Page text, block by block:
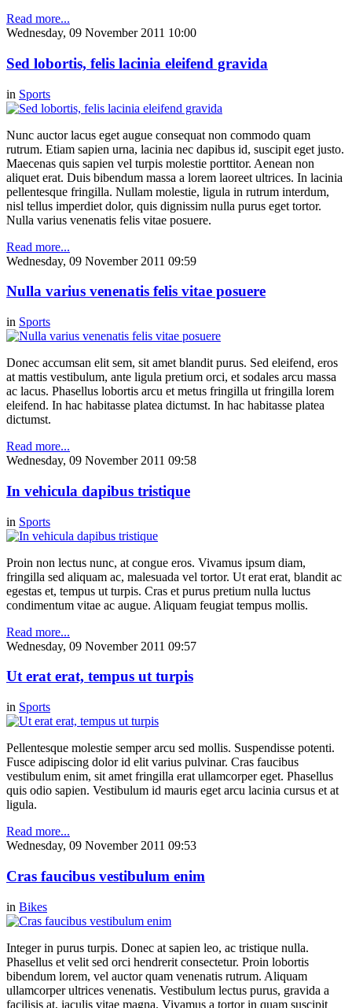
Read more...
Wednesday, 09 November 2011 10:00
Sed lobortis, felis lacinia eleifend gravida
in Sports
Nunc auctor lacus eget augue consequat non commodo quam
rutrum. Etiam sapien urna, lacinia nec dapibus id, suscipit eget justo.
Maecenas quis sapien vel turpis molestie porttitor. Aenean non
aliquet erat. Duis bibendum massa a lorem laoreet ultrices. In lacinia
pellentesque fringilla. Nullam molestie, ligula in rutrum interdum,
nisl tellus imperdiet dolor, quis dignissim nulla purus eget tortor.
Nulla varius venenatis felis vitae posuere.
Read more...
Wednesday, 09 November 2011 09:59
Nulla varius venenatis felis vitae posuere
in Sports
Donec accumsan elit sem, sit amet blandit purus. Sed eleifend, eros
at mattis vestibulum, ante ligula pretium orci, et sodales arcu massa
ac lacus. Phasellus lobortis arcu et metus fringilla ut fringilla lorem
eleifend. In hac habitasse platea dictumst. In hac habitasse platea
dictumst.
Read more...
Wednesday, 09 November 2011 09:58
In vehicula dapibus tristique
in Sports
Proin non lectus nunc, at congue eros. Vivamus ipsum diam,
fringilla sed aliquam ac, malesuada vel tortor. Ut erat erat, blandit ac
egestas et, tempus ut turpis. Cras et purus pretium nulla luctus
condimentum vitae ac augue. Aliquam feugiat tempus mollis.
Read more...
Wednesday, 09 November 2011 09:57
Ut erat erat, tempus ut turpis
in Sports
Pellentesque molestie semper arcu sed mollis. Suspendisse potenti.
Fusce adipiscing dolor id elit varius pulvinar. Cras faucibus
vestibulum enim, sit amet fringilla erat ullamcorper eget. Phasellus
quis odio sapien. Vestibulum id mauris eget arcu lacinia cursus et at
ligula.
Read more...
Wednesday, 09 November 2011 09:53
Cras faucibus vestibulum enim
in Bikes
Integer in purus turpis. Donec at sapien leo, ac tristique nulla.
Phasellus et velit sed orci hendrerit consectetur. Proin lobortis
bibendum lorem, vel auctor quam venenatis rutrum. Aliquam
ullamcorper ultrices venenatis. Vestibulum lectus purus, gravida a
facilisis at, iaculis vitae magna. Vivamus a tortor in quam suscipit